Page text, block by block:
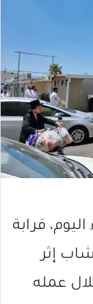
قرابة
شاب إثر
عمله